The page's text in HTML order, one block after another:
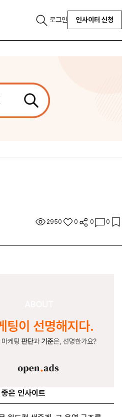
로그인 인사이터 신청
2950 0 0 0
은 인사이트